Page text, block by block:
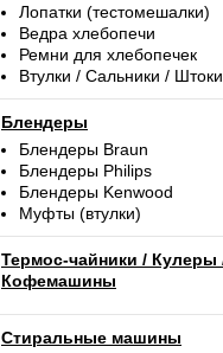
Лопатки (тестомешалки)
Ведра хлебопечи
Ремни для хлебопечек
Втулки / Сальники / Штоки
Блендеры
Блендеры Braun
Блендеры Philips
Блендеры Kenwood
Муфты (втулки)
Термос-чайники / Кулеры
Кофемашины
Стиральные машины